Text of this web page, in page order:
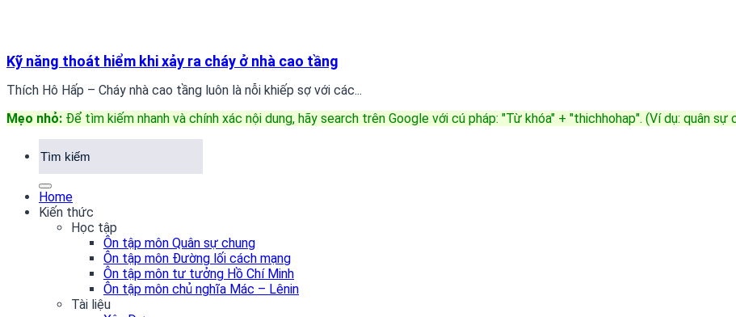
Kỹ năng thoát hiểm khi xảy ra cháy ở nhà cao tầng
Thích Hô Hấp – Cháy nhà cao tầng luôn là nỗi khiếp sợ với các...
Mẹo nhỏ: Để tìm kiếm nhanh và chính xác nội dung, hãy search trên Google với cú pháp: "Từ khóa" + "thichhohap". (Ví dụ: quân sự
Home
Kiến thức
Học tập
Ôn tập môn Quân sự chung
Ôn tập môn Đường lối cách mạng
Ôn tập môn tư tưởng Hồ Chí Minh
Ôn tập môn chủ nghĩa Mác – Lênin
Tài liệu